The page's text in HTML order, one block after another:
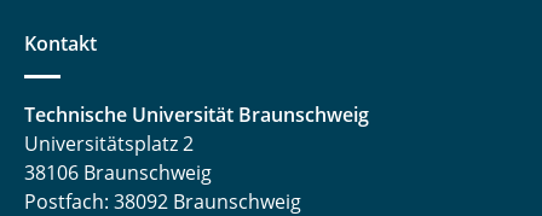
Kontakt
Technische Universität Braunschweig
Universitätsplatz 2
38106 Braunschweig
Postfach: 38092 Braunschweig